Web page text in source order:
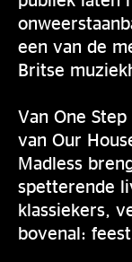
een van de
Britse
Van One
van Our
Madless
spetterende
klassiekers,
bovenal: